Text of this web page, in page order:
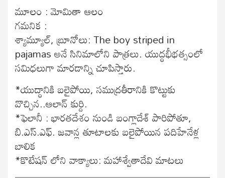
మూలం : మోమితా ఆలం
గమనిక :
శ్యామ్యూల్, బ్రూనోలు: The boy striped in
pajamas అనే సినిమాలోని పాత్రలు. యుద్ధభీభత్సంలో
సమిధలుగా మారడాన్ని చూపిస్తారు.
*యుద్ధానికి బలైపోయి, సముద్రతీరానికి కొట్టుకు
వొచ్చిన..ఆలాన్ కుర్ది.
*ఫెలానీ : భారతదేశం నుండి బంగ్లాదేశ్ పారిపోతూ,
బి.ఎస్.ఎఫ్. జవాన్ల తూటాలకు బలైపోయిన పదిహేనేళ్ల
బాలిక
*కొటేషన్ లోని వాక్యాలు: మహాశ్వేతాదేవి మాటలు